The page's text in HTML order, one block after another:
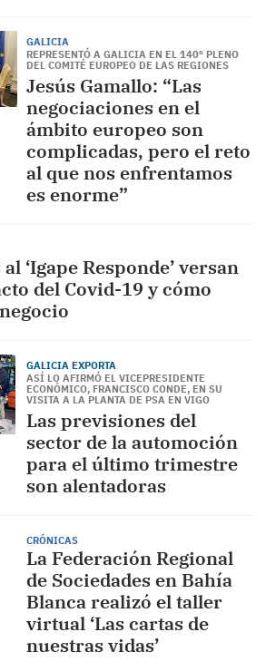
GALICIA
REPRESENTÓ A GALICIA EN EL 140º PLENO
DEL COMITÉ EUROPEO DE LAS REGIONES
Jesús Gamallo: “Las
negociaciones en el
ámbito europeo son
complicadas, pero el reto
al que nos enfrentamos
es enorme”
‘Igape Responde’ versan
del Covid-19 y cómo
GALICIA EXPORTA
ASÍ LO AFIRMÓ EL VICEPRESIDENTE
ECONÓMICO, FRANCISCO CONDE, EN SU
VISITA A LA PLANTA DE PSA EN VIGO
Las previsiones del
sector de la automoción
para el último trimestre
son alentadoras
CRÓNICAS
La Federación Regional
de Sociedades en Bahía
Blanca realizó el taller
virtual ‘Las cartas de
nuestras vidas’